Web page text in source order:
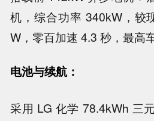
机，综合功率 340kW，较
W，零百加速 4.3 秒，最高
电池与续航：
采用 LG 化学 78.4kWh 三